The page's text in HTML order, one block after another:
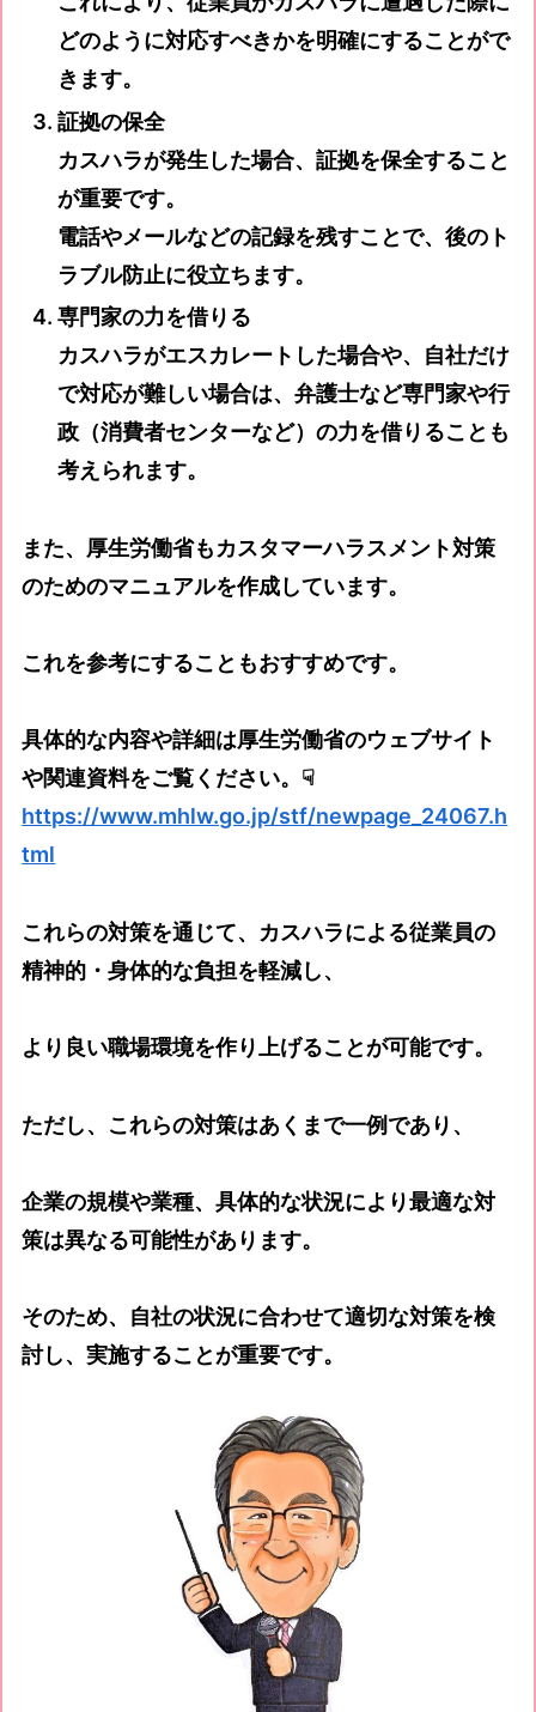
どのように対応すべきかを明確にすることがで
きます。
証拠の保全
カスハラが発生した場合、証拠を保全すること
が重要です。
電話やメールなどの記録を残すことで、後のト
ラブル防止に役立ちます。
専門家の力を借りる
カスハラがエスカレートした場合や、自社だけ
で対応が難しい場合は、弁護士など専門家や行
政（消費者センターなど）の力を借りることも
考えられます。
また、厚生労働省もカスタマーハラスメント対策
のためのマニュアルを作成しています。
これを参考にすることもおすすめです。
具体的な内容や詳細は厚生労働省のウェブサイト
や関連資料をご覧ください。☟
https://www.mhlw.go.jp/stf/newpage_24067.h
tml
これらの対策を通じて、カスハラによる従業員の
精神的・身体的な負担を軽減し、
より良い職場環境を作り上げることが可能です。
ただし、これらの対策はあくまで一例であり、
企業の規模や業種、具体的な状況により最適な対
策は異なる可能性があります。
そのため、自社の状況に合わせて適切な対策を検
討し、実施することが重要です。